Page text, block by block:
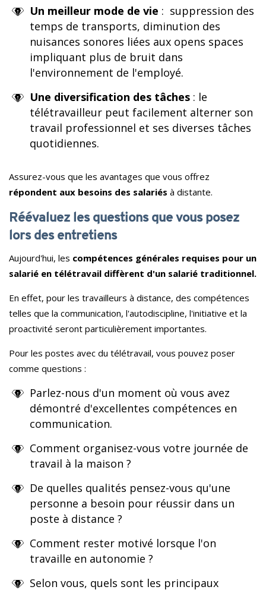
Un meilleur mode de vie : suppression des
temps de transports, diminution des
nuisances sonores liées aux opens spaces
impliquant plus de bruit dans
l'environnement de l'employé.
Une diversification des tâches : le
télétravailleur peut facilement alterner son
travail professionnel et ses diverses tâches
quotidiennes.
Assurez-vous que les avantages que vous offrez
répondent aux besoins des salariés à distante.
Réévaluez les questions que vous posez
lors des entretiens
Aujourd'hui, les compétences générales requises pour un
salarié en télétravail diffèrent d'un salarié traditionnel.
En effet, pour les travailleurs à distance, des compétences
telles que la communication, l'autodiscipline, l'initiative et la
proactivité seront particulièrement importantes.
Pour les postes avec du télétravail, vous pouvez poser
comme questions :
Parlez-nous d'un moment où vous avez
démontré d'excellentes compétences en
communication.
Comment organisez-vous votre journée de
travail à la maison ?
De quelles qualités pensez-vous qu'une
personne a besoin pour réussir dans un
poste à distance ?
Comment rester motivé lorsque l'on
travaille en autonomie ?
Selon vous, quels sont les principaux